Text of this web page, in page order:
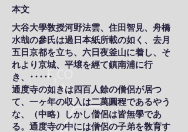
本文
大谷大學敎授河野法雲、住田智見、舟橋
水哉の參氏は過日本紙所載の如く、去月
五日京都を立ち、六日夜釜山に着し、そ
れより京城、平壌を經て鎮南浦に行
き、･････
通度寺の如きは四百人餘の僧侶が居つ
て、一ヶ年の収入は二萬圓程であるやう
な、（中略）しかし僧侶は皆無學であ
る。通度寺の中には僧侶の子弟を敎育す